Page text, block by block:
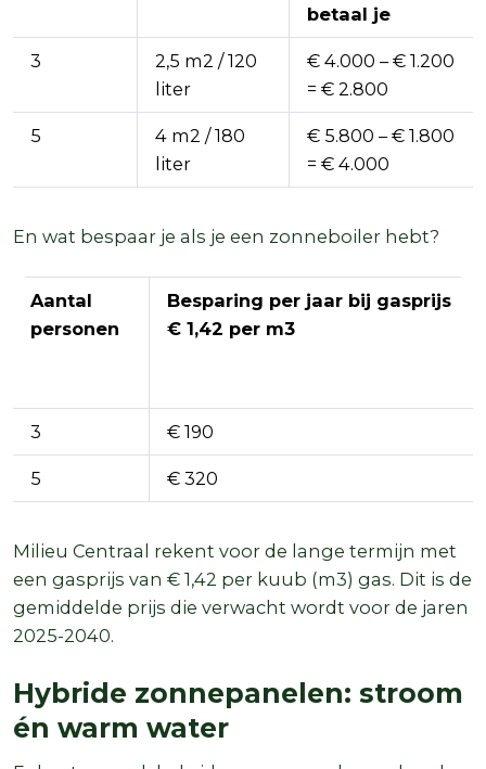
betaal je
3
2,5 m2 / 120
liter
€ 4.000 – € 1.200
= € 2.800
5
4 m2 / 180
liter
€ 5.800 – € 1.800
= € 4.000
En wat bespaar je als je een zonneboiler hebt?
Aantal
personen
Besparing per jaar bij gasprijs
€ 1,42 per m3
3 € 190
5 € 320
Milieu Centraal rekent voor de lange termijn met
een gasprijs van € 1,42 per kuub (m3) gas. Dit is de
gemiddelde prijs die verwacht wordt voor de jaren
2025-2040.
Hybride zonnepanelen: stroom
én warm water